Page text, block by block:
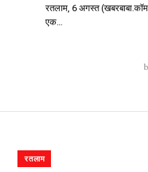
रतलाम, 6 अगस्त
एक…
रतलाम